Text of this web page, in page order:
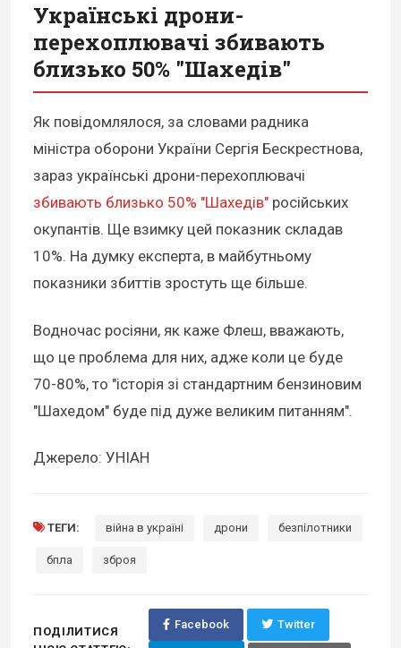
Українські дрони-
перехоплювачі збивають
близько 50% "Шахедів"
Як повідомлялося, за словами радника
міністра оборони України Сергія Бескрестнова,
зараз українські дрони-перехоплювачі
збивають близько 50% "Шахедів" російських
окупантів. Ще взимку цей показник складав
10%. На думку експерта, в майбутньому
показники збиттів зростуть ще більше.
Водночас росіяни, як каже Флеш, вважають,
що це проблема для них, адже коли це буде
70-80%, то "історія зі стандартним бензиновим
"Шахедом" буде під дуже великим питанням".
Джерело: УНІАН
ТЕГИ: війна в україні дрони безпілотники
бпла зброя
ПОДІЛИТИСЯ
Facebook Twitter